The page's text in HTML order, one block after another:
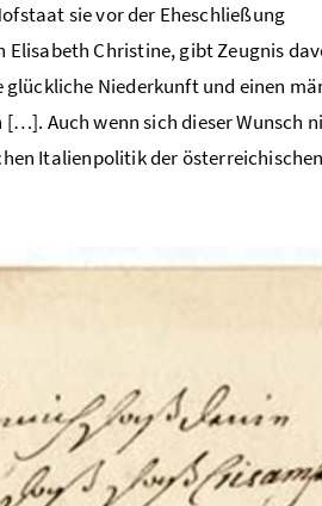
sie vor der Eheschließung
Christine, gibt Zeugnis
Niederkunft und einen
Auch wenn sich dieser Wunsch
Italienpolitik der österreichischen